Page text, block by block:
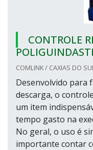
CONTROLE
COMLINK / CAXIAS DO
Desenvolvido para
descarga, o
um item
tempo gasto na
No geral, o uso é
importante contar